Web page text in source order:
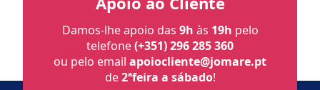
Damos-lhe apoio das 9h às 19h pelo
telefone(+351) 296 285 360
ou pelo email apoiocliente@jomare.pt
de2ªfeira a sábado!